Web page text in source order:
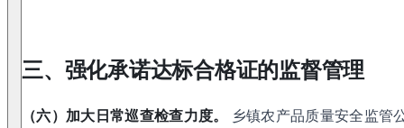
三、强化承诺达标合格证的监督管理
（六）加大日常巡查检查力度。
乡镇农产品质量安全监管